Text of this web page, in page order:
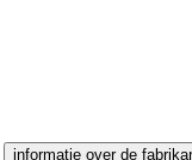
informatie over de